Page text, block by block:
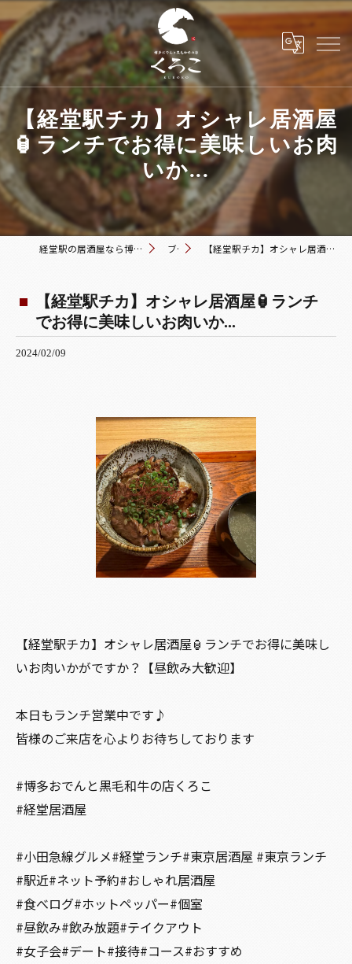
【経堂駅チカ】オシャレ居酒屋
🏮ランチでお得に美味しいお肉
いか...
経堂駅の居酒屋なら博多おでんと黒毛和牛の店 くろこ ブログ 【経堂駅チカ】オシャレ居酒屋🏮ランチでお得に美味しいお肉いか...
【経堂駅チカ】オシャレ居酒屋🏮ランチ
でお得に美味しいお肉いか...
2024/02/09
【経堂駅チカ】オシャレ居酒屋🏮ランチでお得に美味し
いお肉いかがですか？【昼飲み大歓迎】
本日もランチ営業中です♪
皆様のご来店を心よりお待ちしております
#博多おでんと黒毛和牛の店くろこ
#経堂居酒屋
#小田急線グルメ#経堂ランチ#東京居酒屋 #東京ランチ
#駅近#ネット予約#おしゃれ居酒屋
#食べログ#ホットペッパー#個室
#昼飲み#飲み放題#テイクアウト
#女子会#デート#接待#コース#おすすめ